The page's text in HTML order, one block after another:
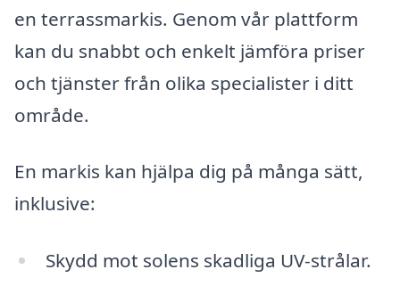
en terrassmarkis. Genom vår plattform
kan du snabbt och enkelt jämföra priser
och tjänster från olika specialister i ditt
område.
En markis kan hjälpa dig på många sätt,
inklusive:
Skydd mot solens skadliga UV-strålar.